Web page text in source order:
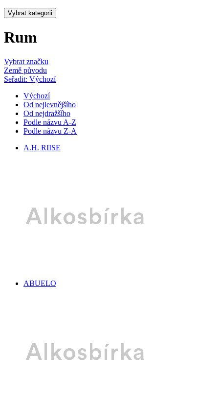
Vybrat kategorii
Rum
Vybrat značku
Země původu
Seřadit: Výchozí
Výchozí
Od nejlevnějšího
Od nejdražšího
Podle názvu A-Z
Podle názvu Z-A
A.H. RIISE
ABUELO